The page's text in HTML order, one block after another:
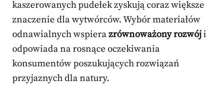
kaszerowanych pudełek zyskują coraz większe
znaczenie dla wytwórców. Wybór materiałów
odnawialnych wspierazrównoważony rozwóji
odpowiada na rosnące oczekiwania
konsumentów poszukujących rozwiązań
przyjaznych dla natury.